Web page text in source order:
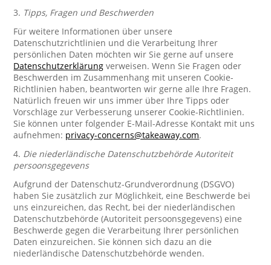
3. Tipps, Fragen und Beschwerden
Für weitere Informationen über unsere
Datenschutzrichtlinien und die Verarbeitung Ihrer
persönlichen Daten möchten wir Sie gerne auf unsere
Datenschutzerklärung verweisen. Wenn Sie Fragen oder
Beschwerden im Zusammenhang mit unseren Cookie-
Richtlinien haben, beantworten wir gerne alle Ihre Fragen.
Natürlich freuen wir uns immer über Ihre Tipps oder
Vorschläge zur Verbesserung unserer Cookie-Richtlinien.
Sie können unter folgender E-Mail-Adresse Kontakt mit uns
aufnehmen: privacy-concerns@takeaway.com.
4. Die niederländische Datenschutzbehörde Autoriteit
persoonsgegevens
Aufgrund der Datenschutz-Grundverordnung (DSGVO)
haben Sie zusätzlich zur Möglichkeit, eine Beschwerde bei
uns einzureichen, das Recht, bei der niederländischen
Datenschutzbehörde (Autoriteit persoonsgegevens) eine
Beschwerde gegen die Verarbeitung Ihrer persönlichen
Daten einzureichen. Sie können sich dazu an die
niederländische Datenschutzbehörde wenden.